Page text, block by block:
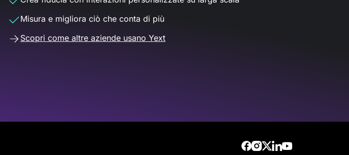
Misura e migliora ciò che conta di più
Scopri come altre aziende usano Yext